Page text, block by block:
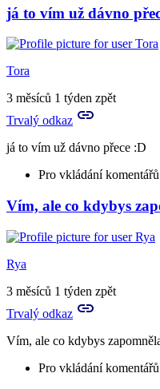
In
reply
to
ty
jsi
taky
:D
Tora
já to vím už dávno
Tora
3 měsíců 1 týden zpět
Trvalý odkaz
já to vím už dávno přece :D
Pro vkládání
In
reply
to
Ano,
děkuji
velice,
to…
Rya
Vím, ale co kdybys
Rya
3 měsíců 1 týden zpět
Trvalý odkaz
Vím, ale co kdybys
Pro vkládání